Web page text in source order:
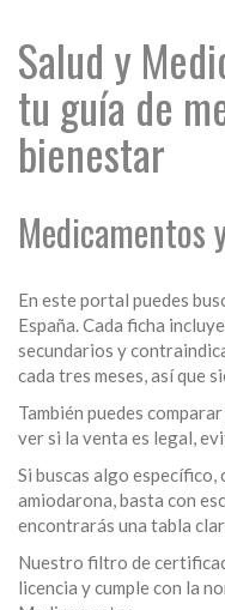
Salud y
tu guía de
bienestar
Medicamentos
En este portal puedes
España. Cada ficha
secundarios y
cada tres meses, así que
También puedes
ver si la venta es legal,
Si buscas algo
amiodarona, basta con
encontrarás una tabla
Nuestro filtro de
licencia y cumple con la